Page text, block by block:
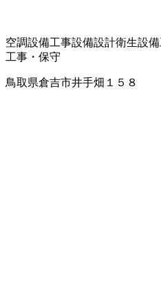
空調設備工事設備設計衛生設
工事・保守
鳥取県倉吉市井手畑１５８